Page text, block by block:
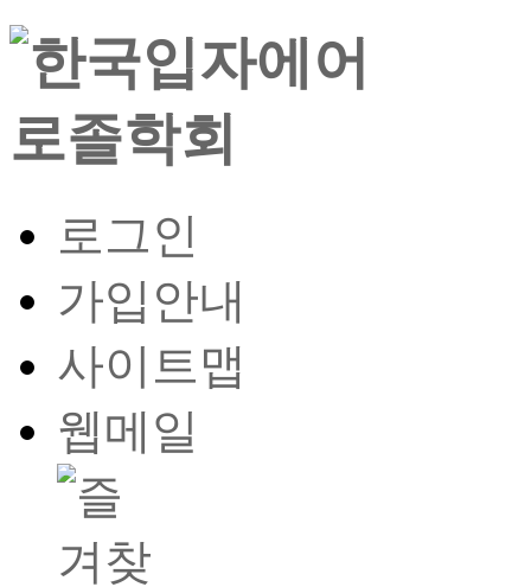
로그인
가입안내
사이트맵
웹메일